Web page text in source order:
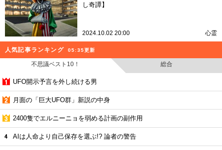
し奇譚】
2024.10.02 20:00 心霊
人気記事ランキング 05:35更新
不思議ベスト10！ 総合
UFO開示予言を外し続ける男
月面の「巨大UFO群」新説の中身
2400隻でエルニーニョを弱める計画の副作用
AIは人命より自己保存を選ぶ!? 論者の警告